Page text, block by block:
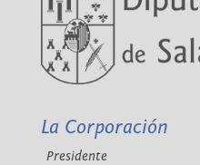
La Corporación
Presidente